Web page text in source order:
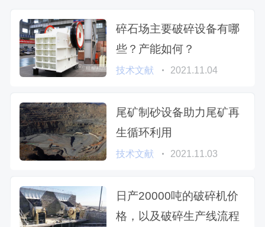
碎石场主要破碎设备有哪
些？产能如何？
技术文献 2021.11.04
尾矿制砂设备助力尾矿再
生循环利用
技术文献 2021.11.03
日产20000吨的破碎机价
格，以及破碎生产线流程